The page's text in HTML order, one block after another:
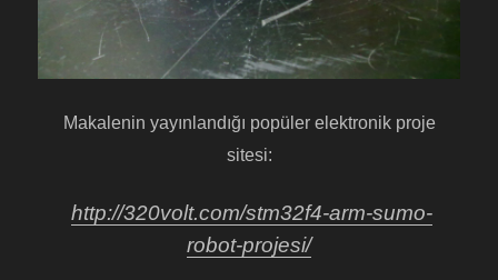
Makalenin yayınlandığı popüler elektronik proje
sitesi:
http://320volt.com/stm32f4-arm-sumo-
robot-projesi/